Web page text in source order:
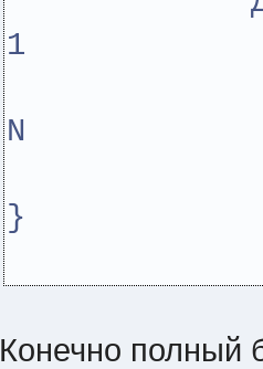
Конечно полный